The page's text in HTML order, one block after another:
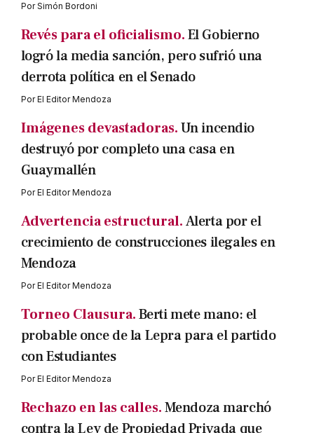
PorSimón Bordoni
Revés para el oficialismo.El Gobierno
logró la media sanción, pero sufrió una
derrota política en el Senado
PorEl Editor Mendoza
Imágenes devastadoras.Un incendio
destruyó por completo una casa en
Guaymallén
PorEl Editor Mendoza
Advertencia estructural.Alerta por el
crecimiento de construcciones ilegales en
Mendoza
PorEl Editor Mendoza
Torneo Clausura.Berti mete mano: el
probable once de la Lepra para el partido
con Estudiantes
PorEl Editor Mendoza
Rechazo en las calles.Mendoza marchó
contra la Ley de Propiedad Privada que